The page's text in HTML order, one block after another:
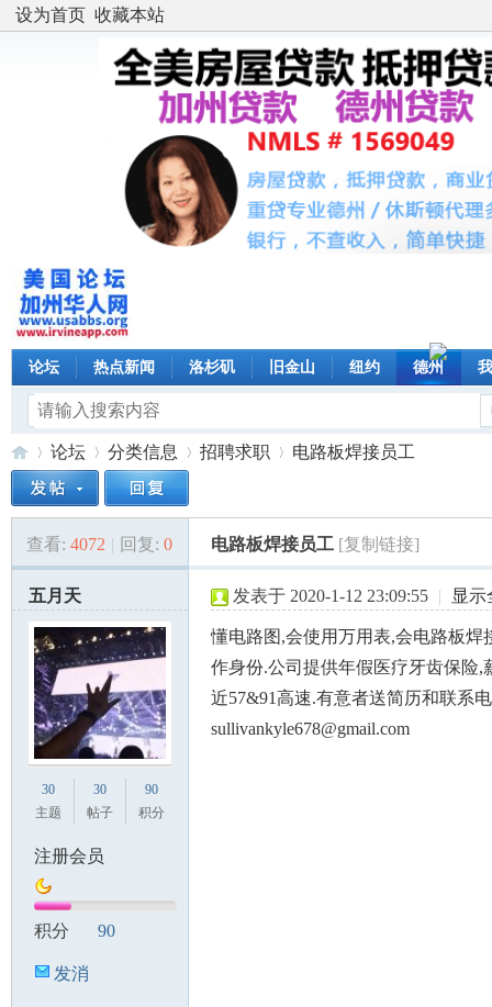
设为首页 收藏本站
论坛 热点新闻 洛杉矶 旧金山 纽约 德州
美»
论坛
›
分类信息 招聘求职
›
电路板焊接员工
查看: 4072 | 回复: 0 电路板焊接员工 [复制链接]
五月天
30
主题
30
帖子
90
积分
注册会员
积分 90
发消
发表于 2020-1-12 23:09:55 | 显示
懂电路图,会使用万用表,会电路板焊
作身份.公司提供年假医疗牙齿保险,
近57&91高速.有意者送简历和联系
sullivankyle678@gmail.com